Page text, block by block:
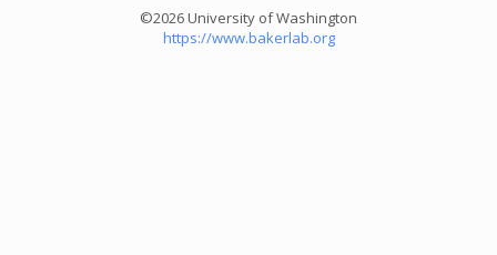
©2026 University of Washington
https://www.bakerlab.org